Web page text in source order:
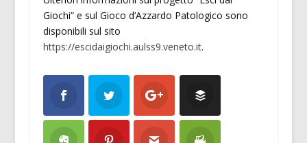
Giochi” e sul Gioco d’Azzardo Patologico sono
disponibili sul sito
https://escidaigiochi.aulss9.veneto.it.